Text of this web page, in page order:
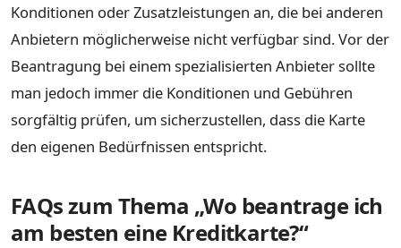
Konditionen oder Zusatzleistungen an, die bei anderen
Anbietern möglicherweise nicht verfügbar sind. Vor der
Beantragung bei einem spezialisierten Anbieter sollte
man jedoch immer die Konditionen und Gebühren
sorgfältig prüfen, um sicherzustellen, dass die Karte
den eigenen Bedürfnissen entspricht.
FAQs zum Thema „Wo beantrage ich
am besten eine Kreditkarte?“